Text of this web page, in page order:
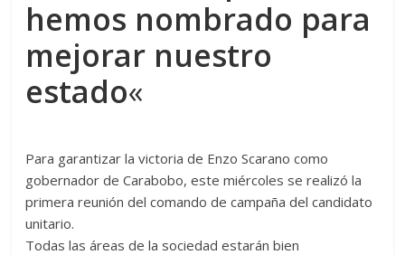
hemos nombrado para
mejorar nuestro
estado«
Para garantizar la victoria de Enzo Scarano como
gobernador de Carabobo, este miércoles se realizó la
primera reunión del comando de campaña del candidato
unitario.
Todas las áreas de la sociedad estarán bien